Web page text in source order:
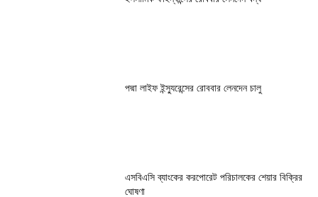
পদ্মা লাইফ ইন্স্যুরেন্সের রোববার লেনদেন চালু
এসবিএসি ব্যাংকের করপোরেট পরিচালকের শেয়ার বিক্রির
ঘোষণা